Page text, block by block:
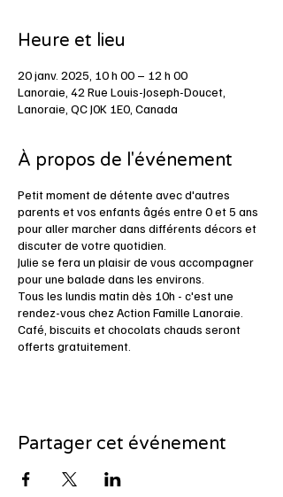
Heure et lieu
20 janv. 2025, 10 h 00 – 12 h 00
Lanoraie, 42 Rue Louis-Joseph-Doucet,
Lanoraie, QC J0K 1E0, Canada
À propos de l'événement
Petit moment de détente avec d'autres
parents et vos enfants âgés entre 0 et 5 ans
pour aller marcher dans différents décors et
discuter de votre quotidien.
Julie se fera un plaisir de vous accompagner
pour une balade dans les environs.
Tous les lundis matin dès 10h - c'est une
rendez-vous chez Action Famille Lanoraie.
Café, biscuits et chocolats chauds seront
offerts gratuitement.
Partager cet événement